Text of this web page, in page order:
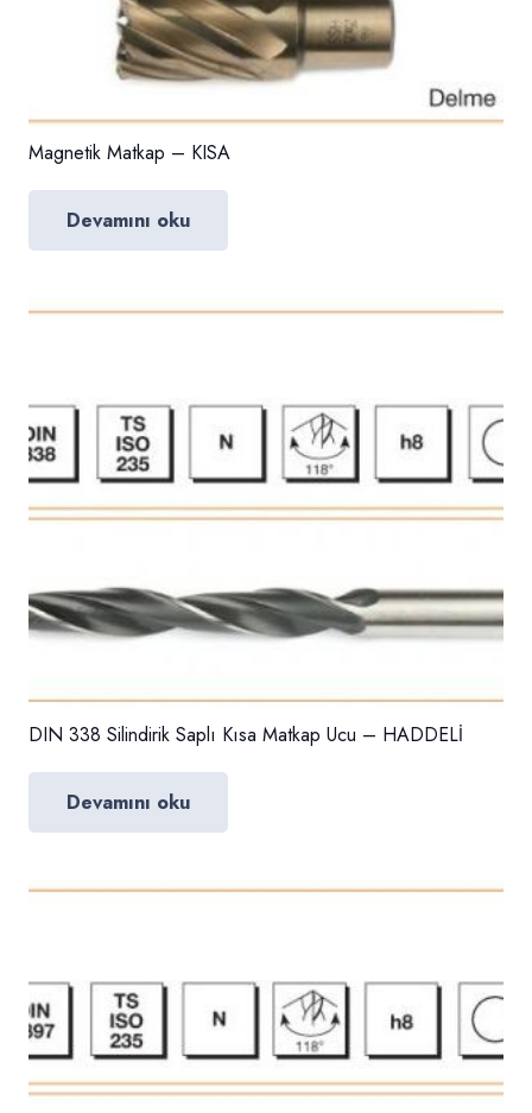
Magnetik Matkap – KISA
Devamını oku
DIN 338 Silindirik Saplı Kısa Matkap Ucu – HADDELİ
Devamını oku